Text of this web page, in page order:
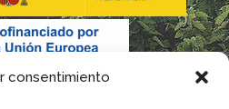
consentimiento